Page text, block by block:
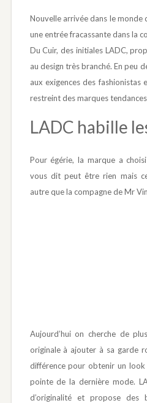
Nouvelle arrivée dans le monde
une entrée fracassante dans la
Du Cuir, des initiales LADC,
au design très branché. En peu
aux exigences des fashionistas
restreint des marques
LADC habille
Pour égérie, la marque a
vous dit peut être rien mais
autre que la compagne de Mr
Aujourd’hui on cherche de
originale à ajouter à sa garde
différence pour obtenir un
pointe de la dernière mode.
d’originalité et propose des